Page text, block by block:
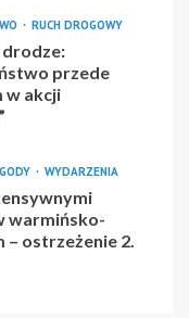
RUCH DROGOWY
przede
w akcji
WYDARZENIA
warmińsko-
– ostrzeżenie 2.